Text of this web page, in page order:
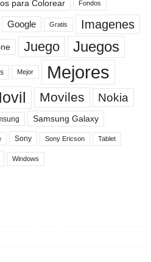
para Colorear Fondos
Google Gratis Imagenes
Juego Juegos
Mejor Mejores
Moviles Nokia
Samsung Galaxy
Sony Sony Ericson Tablet
Windows